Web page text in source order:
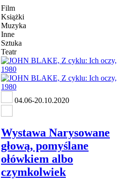
Film
Książki
Muzyka
Inne
Sztuka
Teatr
04.06-20.10.2020
Wystawa Narysowane
głową, pomyślane
ołówkiem albo
czymkolwiek